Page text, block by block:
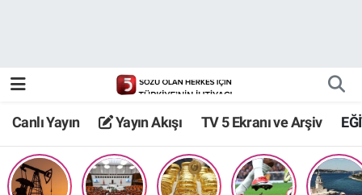
Canlı Yayın Yayın Akışı TV 5 Ekranı ve Arşiv
TV 5 Ekranı ve Arşiv